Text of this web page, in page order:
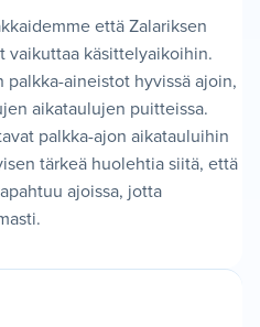
että Zalariksen
vaikuttaa käsittelyaikoihin.
aineistot hyvissä ajoin,
aikataulujen puitteissa.
palkka-ajon aikatauluihin
tärkeä huolehtia siitä, että
ajoissa, jotta